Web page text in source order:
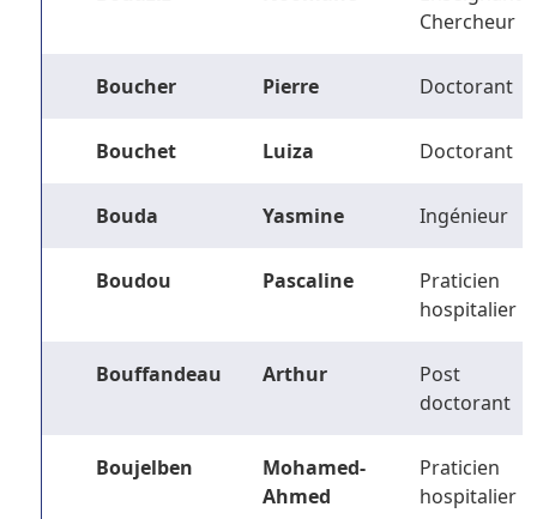
Chercheur
Boucher Pierre Doctorant
Bouchet Luiza Doctorant
Bouda Yasmine Ingénieur
Boudou Pascaline
Praticien
hospitalier
Bouffandeau Arthur
Post
doctorant
Boujelben
Mohamed-
Ahmed
Praticien
hospitalier